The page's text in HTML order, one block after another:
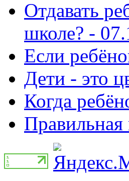
Отдавать
школе? -
Если
Дети - это
Когда
Правильная